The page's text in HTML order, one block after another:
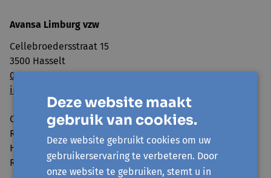
Avansa Limburg vzw
Cellebroedersstraat 15
3500 Hasselt
011 560 100
info@avansa-limburg.be
Ondernemingsnummer: ​0860.323.286
RPR: Ondernemingsrechtbank Antwerpen, afdeling
Hasselt
Rekeningnummer: BE98 7350 0766 3893
Deze website maakt
gebruik van cookies.
Deze website gebruikt cookies om uw
gebruikerservaring te verbeteren. Door
onze website te gebruiken, stemt u in